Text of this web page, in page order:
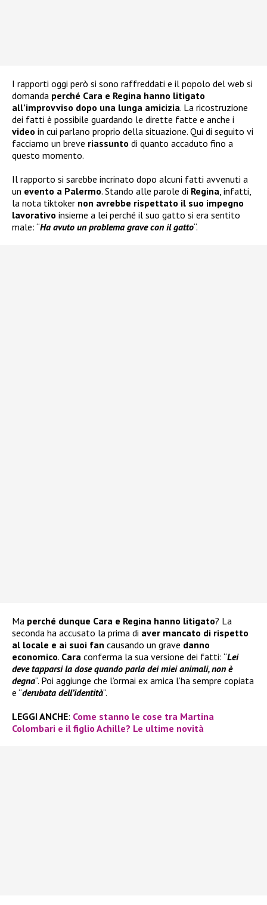
I rapporti oggi però si sono raffreddati e il popolo del web si
domanda perché Cara e Regina hanno litigato
all’improvviso dopo una lunga amicizia. La ricostruzione
dei fatti è possibile guardando le dirette fatte e anche i
video in cui parlano proprio della situazione. Qui di seguito vi
facciamo un breve riassunto di quanto accaduto fino a
questo momento.
Il rapporto si sarebbe incrinato dopo alcuni fatti avvenuti a
un evento a Palermo. Stando alle parole di Regina, infatti,
la nota tiktoker non avrebbe rispettato il suo impegno
lavorativo insieme a lei perché il suo gatto si era sentito
male: “Ha avuto un problema grave con il gatto“.
Ma perché dunque Cara e Regina hanno litigato? La
seconda ha accusato la prima di aver mancato di rispetto
al locale e ai suoi fan causando un grave danno
economico. Cara conferma la sua versione dei fatti: “Lei
deve tapparsi la dose quando parla dei miei animali, non è
degna“. Poi aggiunge che l’ormai ex amica l’ha sempre copiata
e “derubata dell’identità“.
LEGGI ANCHE: Come stanno le cose tra Martina
Colombari e il figlio Achille? Le ultime novità